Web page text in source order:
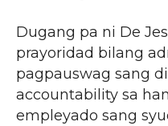
Dugang pa ni De
prayoridad bilang
pagpauswag sang
accountability sa
empleyado sang